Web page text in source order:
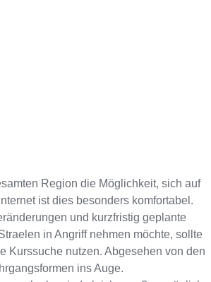
Region die Möglichkeit, sich auf
ist dies besonders komfortabel.
und kurzfristig geplante
in Angriff nehmen möchte, sollte
Kurssuche nutzen. Abgesehen von den
ins Auge.